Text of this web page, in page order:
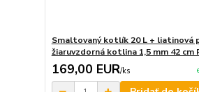
Smaltovaný kotlík 20 L + liatinová
žiaruvzdorná kotlina 1,5 mm 42 cm
169,00 EUR/ks